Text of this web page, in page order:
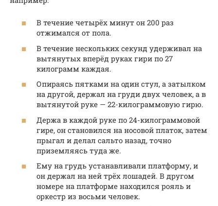
В течение четырёх минут он 200 раз
отжимался от пола.
В течение нескольких секунд удерживал на
вытянутых вперёд руках гири по 27
килограмм каждая.
Опираясь пятками на один стул, а затылком
на другой, держал на груди двух человек, а в
вытянутой руке — 22-килограммовую гирю.
Держа в каждой руке по 24-килограммовой
гире, он становился на носовой платок, затем
прыгал и делал сальто назад, точно
приземляясь туда же.
Ему на грудь устанавливали платформу, и
он держал на ней трёх лошадей. В другом
номере на платформе находился рояль и
оркестр из восьми человек.